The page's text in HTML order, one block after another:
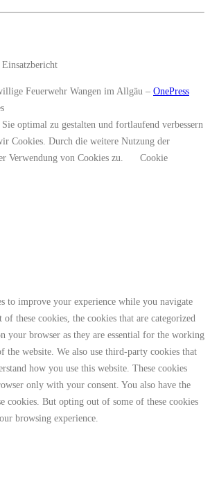
Feuerwehr Wangen im Allgäu – OnePress
optimal zu gestalten und fortlaufend verbessern
Cookies. Durch die weitere Nutzung der
Verwendung von Cookies zu.
Cookie
to improve your experience while you navigate
these cookies, the cookies that are categorized
your browser as they are essential for the working
the website. We also use third-party cookies that
how you use this website. These cookies
only with your consent. You also have the
cookies. But opting out of some of these cookies
browsing experience.